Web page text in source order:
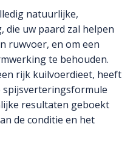
natuurlijke,
uw paard zal helpen
ruwvoer, en om een
te behouden.
rijk kuilvoerdieet, heeft
spijsverteringsformule
resultaten geboekt
de conditie en het